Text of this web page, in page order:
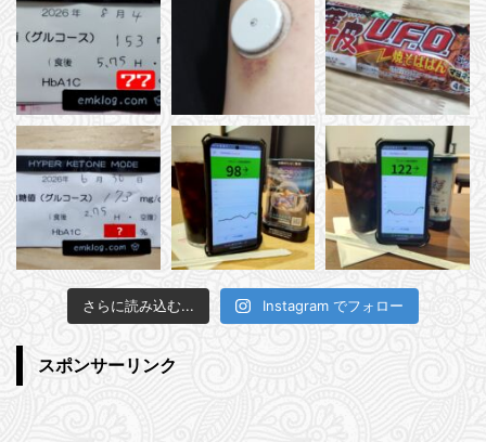
さらに読み込む... Instagram でフォロー
スポンサーリンク